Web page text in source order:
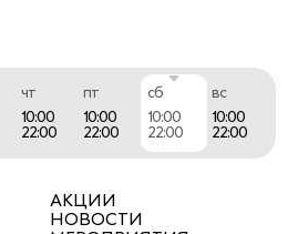
чт
10:00
22:00
пт
10:00
22:00
сб
10:00
22:00
вс
10:00
22:00
АКЦИИ
НОВОСТИ